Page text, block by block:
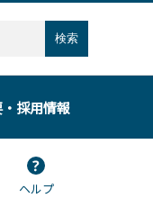
検索
・採用情報
ヘルプ